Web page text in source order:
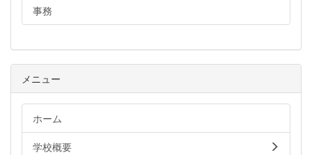
事務
メニュー
ホーム
学校概要